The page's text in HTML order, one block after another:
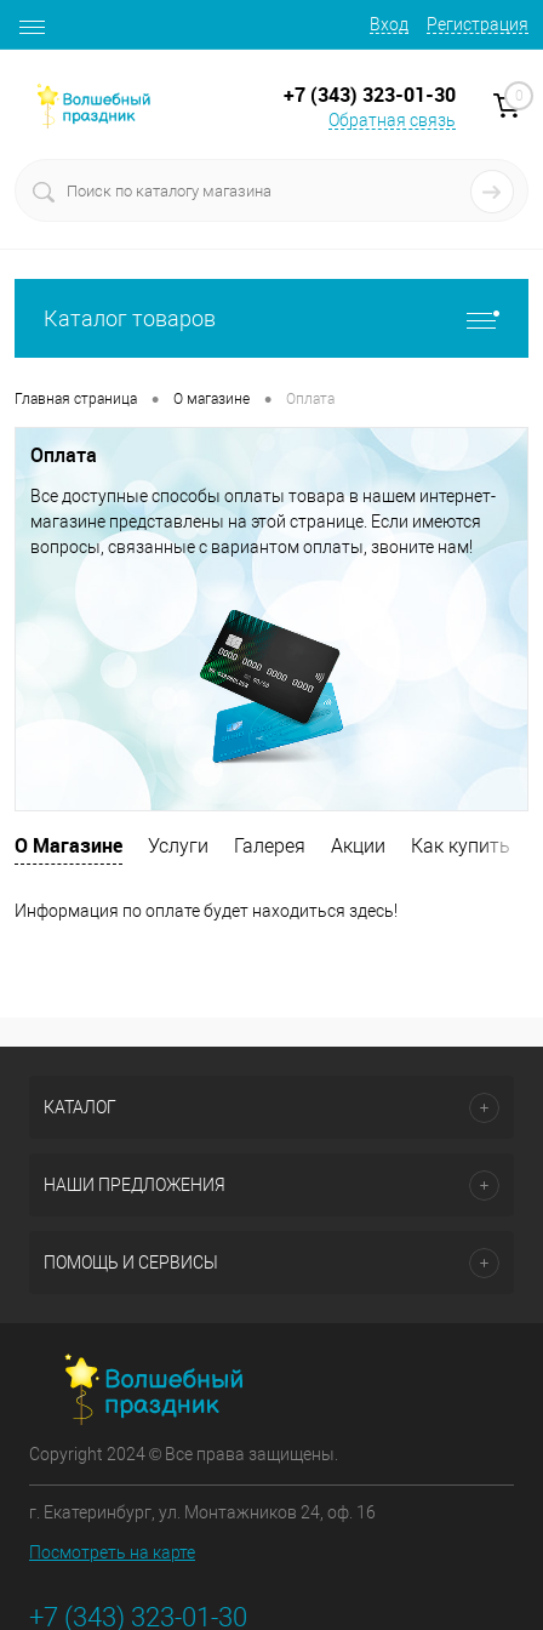
Вход Регистрация
+7 (343) 323-01-30
Обратная связь
0
Каталог товаров
Главная страница • О магазине • Оплата
Оплата
Все доступные способы оплаты товара в нашем интернет-
магазине представлены на этой странице. Если имеются
вопросы, связанные с вариантом оплаты, звоните нам!
О Магазине Услуги Галерея Акции Как купить
Информация по оплате будет находиться здесь!
КАТАЛОГ
НАШИ ПРЕДЛОЖЕНИЯ
ПОМОЩЬ И СЕРВИСЫ
Copyright 2024 © Все права защищены.
г. Екатеринбург, ул. Монтажников 24, оф. 16
Посмотреть на карте
+7 (343) 323-01-30